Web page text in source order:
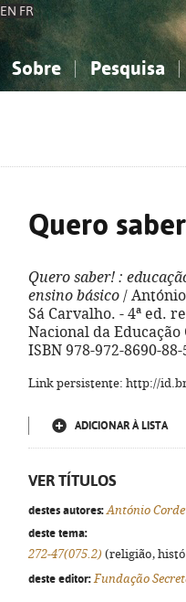
EN FR
Sobre Pesquisa
Quero
Quero saber! :
ensino básico /
Sá Carvalho. - 4ª ed.
Nacional da Educação
ISBN 978-972-8690-88-
Link persistente: http://
ADICIONAR À LISTA
VER TÍTULOS
destes autores: António
deste tema:
272-47(075.2) (religião,
deste editor: Fundação